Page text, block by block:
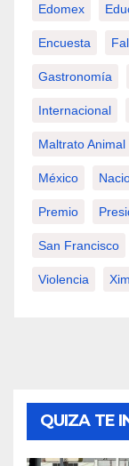
Edomex
Encuesta
Gastronomía
Internacional
Maltrato Animal
México
Premio
San Francisco
Violencia
QUIZA TE